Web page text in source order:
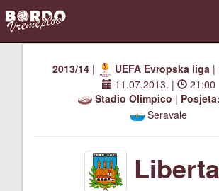
2013/14| UEFA Evropska liga|
11.07.2013. |
21:00
Stadio Olimpico | Posjeta:
Seravale